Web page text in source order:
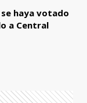
haya votado
a Central